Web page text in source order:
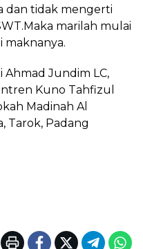
dan tidak mengerti
marilah mulai
maknanya.
Jundim LC,
Kuno Tahfizul
Madinah Al
Tarok, Padang